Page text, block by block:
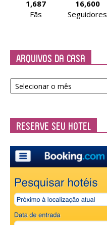
1,687
Fãs
16,600
Seguidores
Arquivos da Casa
Arquivos
da
Reserve seu Hotel